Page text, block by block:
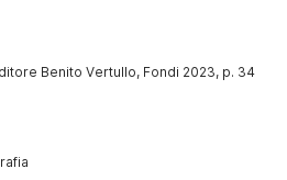
Benito Vertullo, Fondi 2023, p. 34